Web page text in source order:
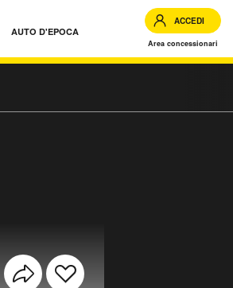
AUTO D'EPOCA
ACCEDI
Area concessionari